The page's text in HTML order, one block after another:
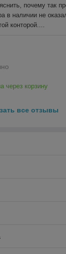
почему так
в наличии не
конторой....
через корзину
все отзывы